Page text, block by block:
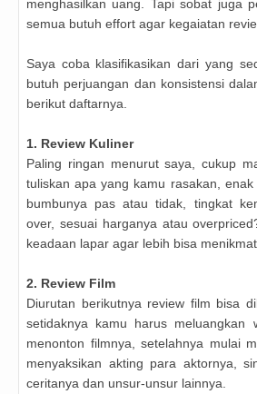
menghasilkan uang. Tapi sobat juga
semua butuh effort agar kegaiatan
Saya coba klasifikasikan dari yang
butuh perjuangan dan konsistensi
berikut daftarnya.
1. Review Kuliner
Paling ringan menurut saya, cukup
tuliskan apa yang kamu rasakan,
bumbunya pas atau tidak, tingkat
over, sesuai harganya atau
keadaan lapar agar lebih bisa
2. Review Film
Diurutan berikutnya review film bisa
setidaknya kamu harus meluangkan
menonton filmnya, setelahnya mulai
menyaksikan akting para aktornya,
ceritanya dan unsur-unsur lainnya.